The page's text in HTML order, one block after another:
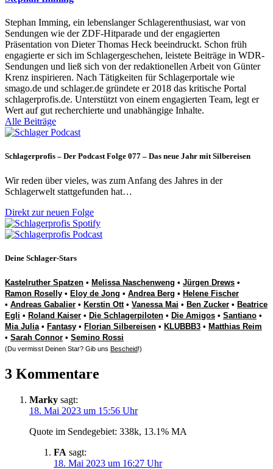
Stephan Imming, ein lebenslanger Schlagerenthusiast, war von
Sendungen wie der ZDF-Hitparade und der engagierten
Präsentation von Dieter Thomas Heck beeindruckt. Schon früh
engagierte er sich im Schlagergeschehen, leistete Beiträge in WDR-
Sendungen und ließ sich von der redaktionellen Arbeit von Günter
Krenz inspirieren. Nach Tätigkeiten für Schlagerportale wie
smago.de und schlager.de gründete er 2018 das kritische Portal
schlagerprofis.de. Unterstützt von einem engagierten Team, legt er
Wert auf gut recherchierte und unabhängige Inhalte.
Alle Beiträge
Schlagerprofis – Der Podcast Folge 077 – Das neue Jahr mit Silbereisen
Wir reden über vieles, was zum Anfang des Jahres in der
Schlagerwelt stattgefunden hat…
Direkt zur neuen Folge
Deine Schlager-Stars
Kastelruther Spatzen • Melissa Naschenweng • Jürgen Drews •
Ramon Roselly • Eloy de Jong • Andrea Berg • Helene Fischer
• Andreas Gabalier • Kerstin Ott• Vanessa Mai • Ben Zucker • Beatrice
Egli • Roland Kaiser • Die Schlagerpiloten • Die Amigos • Santiano •
Mia Julia• Fantasy • Florian Silbereisen • KLUBBB3 • Matthias Reim
• Sarah Connor • Semino Rossi
(Du vermisst Deinen Star? Gib uns Bescheid!)
3 Kommentare
Marky sagt:
18. Mai 2023 um 15:56 Uhr
Quote im Sendegebiet: 338k, 13.1% MA
FA sagt:
18. Mai 2023 um 16:27 Uhr